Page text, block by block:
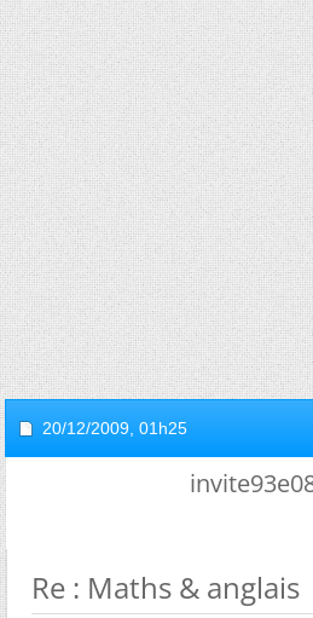
20/12/2009, 01h25
Re : Maths & anglais